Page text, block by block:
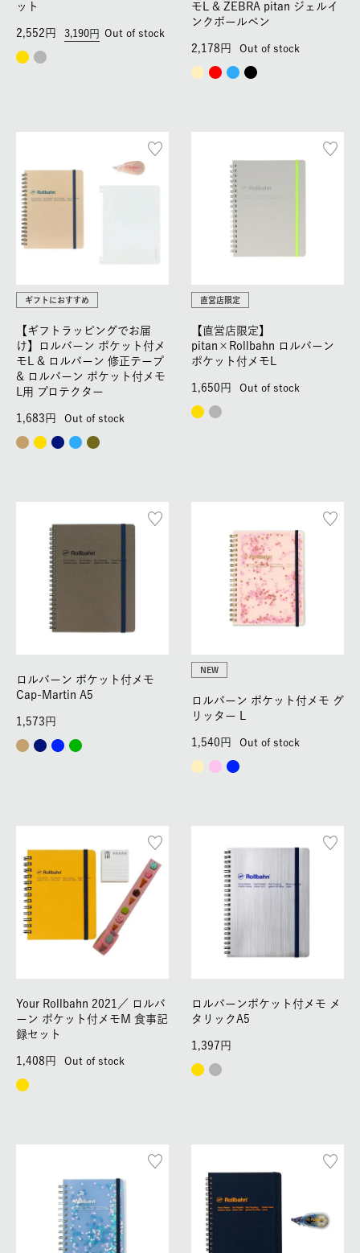
ット
3,190
2,552 Out of stock
モL & ZEBRA pitan ジェルイ
ンクボールペン
2,178 Out of stock
ギフトにおすすめ
【ギフトラッピングでお届
け】ロルバーン ポケット付メ
モL & ロルバーン 修正テープ
& ロルバーン ポケット付メモ
L用 プロテクター
1,683 Out of stock
直営店限定
【直営店限定】
pitan×Rollbahn ロルバーン
ポケット付メモL
1,650 Out of stock
ロルバーン ポケット付メモ
Cap-Martin A5
1,573
NEW
ロルバーン ポケット付メモ グ
リッター L
1,540 Out of stock
Your Rollbahn 2021／
ロルバ
ーン ポケット付メモM 食事記
録セット
1,408 Out of stock
ロルバーンポケット付メモ メ
タリックA5
1,397